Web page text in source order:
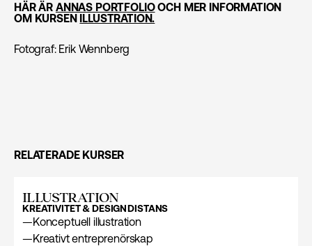
HÄR ÄR ANNAS PORTFOLIOOCH MER INFORMATION
OM KURSEN
ILLUSTRATION.
Fotograf: Erik Wennberg
RELATERADE KURSER
ILLUSTRATION
KREATIVITET & DESIGNDISTANS
—Konceptuell illustration
—Kreativt entreprenörskap